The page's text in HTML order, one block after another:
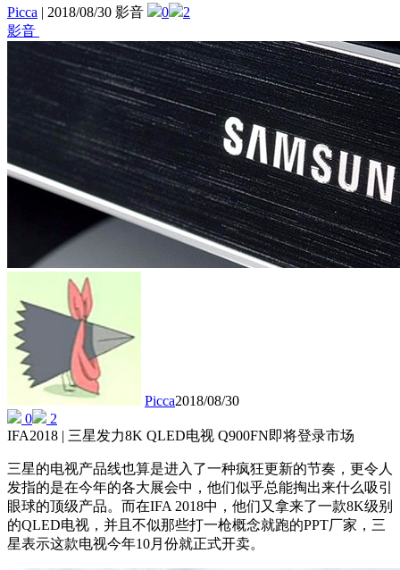
Picca | 2018/08/30 影音 0
2
影音
Picca2018/08/30
0
2
IFA2018 | 三星发力8K QLED电视 Q900FN即将登录市场
三星的电视产品线也算是进入了一种疯狂更新的节奏，更令人
发指的是在今年的各大展会中，他们似乎总能掏出来什么吸引
眼球的顶级产品。而在IFA 2018中，他们又拿来了一款8K级别
的QLED电视，并且不似那些打一枪概念就跑的PPT厂家，三
星表示这款电视今年10月份就正式开卖。